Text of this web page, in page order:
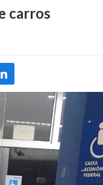
carros